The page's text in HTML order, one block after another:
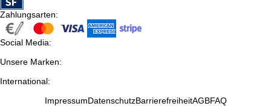
Zahlungsarten:
Social Media:
Unsere Marken:
International:
ImpressumDatenschutzBarrierefreiheitAGBFAQ